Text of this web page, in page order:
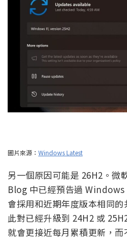
圖片來源： Windows Latest
另一個原因可能是 26H2。
Blog 中已經預告過
會採用和近期年度版本相同
此對已經升級到 24H2 或
就會更接近每月累積更新，